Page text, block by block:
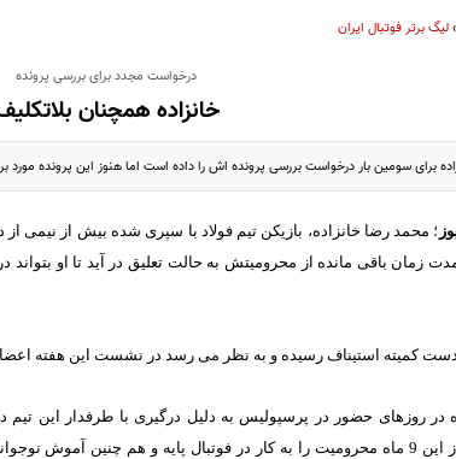
لیگ برتر فوتبال ایران
درخواست مجدد برای بررسی پرونده
خانزاده همچنان
برای سومین بار درخواست بررسی پرونده اش را داده است اما هنوز این پرونده مورد
؛ محمد رضا خانزاده، بازیکن تیم فولاد با سپری شده بیش از
زمان باقی مانده از محرومیتش به حالت تعلیق در آید تا او بتواند
کمیته استیناف رسیده و به نظر می رسد در نشست این هفته